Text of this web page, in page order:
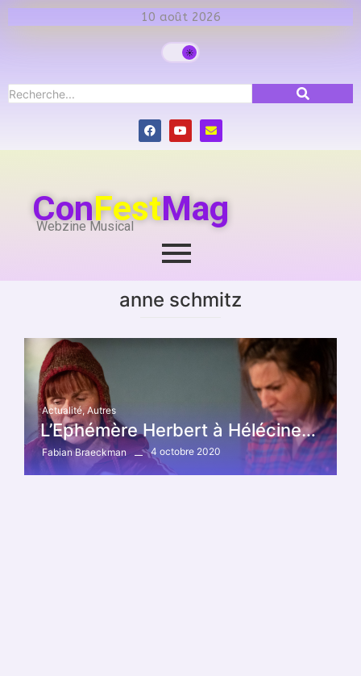
10 août 2026
ConFestMag
Webzine Musical
anne schmitz
Actualité, Autres
L’Ephémère Herbert à Hélécine…
Fabian Braeckman 4 octobre 2020